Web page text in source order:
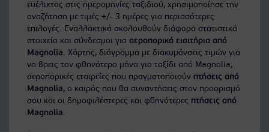
ευέλικτος στις ημερομηνίες ταξιδιού, χρησιμοποίησε την
αναζήτηση με τιμές +/- 3 ημέρες για περισσότερες
επιλογές. Εναλλακτικά ακολουθούν διάφορα στατιστικά
στοιχεία και σύνδεσμοι για αεροπορικά εισιτήρια από
Magnolia. Χάρτης, διάγραμμα με διακυμάνσεις τιμών για
να βρεις τον φθηνότερο μήνα για ταξίδι από Magnolia,
αεροπορικές εταιρείες που πραγματοποιούν πτήσεις από
Magnolia, ο καιρός που θα συναντήσεις στον προορισμό
σου και οι δημοφιλέστερες και φθηνότερες πτήσεις από
Magnolia.